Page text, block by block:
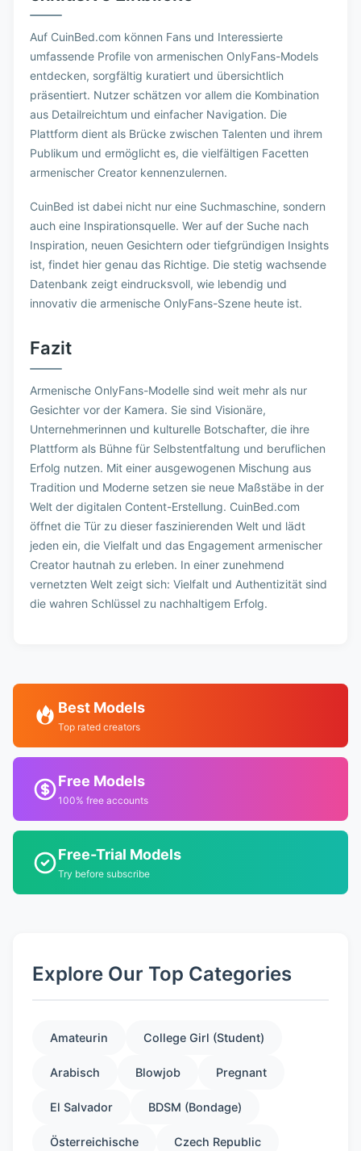
Auf CuinBed.com können Fans und Interessierte
umfassende Profile von armenischen OnlyFans-Models
entdecken, sorgfältig kuratiert und übersichtlich
präsentiert. Nutzer schätzen vor allem die Kombination
aus Detailreichtum und einfacher Navigation. Die
Plattform dient als Brücke zwischen Talenten und ihrem
Publikum und ermöglicht es, die vielfältigen Facetten
armenischer Creator kennenzulernen.
CuinBed ist dabei nicht nur eine Suchmaschine, sondern
auch eine Inspirationsquelle. Wer auf der Suche nach
Inspiration, neuen Gesichtern oder tiefgründigen Insights
ist, findet hier genau das Richtige. Die stetig wachsende
Datenbank zeigt eindrucksvoll, wie lebendig und
innovativ die armenische OnlyFans-Szene heute ist.
Fazit
Armenische OnlyFans-Modelle sind weit mehr als nur
Gesichter vor der Kamera. Sie sind Visionäre,
Unternehmerinnen und kulturelle Botschafter, die ihre
Plattform als Bühne für Selbstentfaltung und beruflichen
Erfolg nutzen. Mit einer ausgewogenen Mischung aus
Tradition und Moderne setzen sie neue Maßstäbe in der
Welt der digitalen Content-Erstellung. CuinBed.com
öffnet die Tür zu dieser faszinierenden Welt und lädt
jeden ein, die Vielfalt und das Engagement armenischer
Creator hautnah zu erleben. In einer zunehmend
vernetzten Welt zeigt sich: Vielfalt und Authentizität sind
die wahren Schlüssel zu nachhaltigem Erfolg.
Best Models
Top rated creators
Free Models
100% free accounts
Free-Trial Models
Try before subscribe
Explore Our Top Categories
Amateurin College Girl (Student)
Arabisch Blowjob Pregnant
El Salvador BDSM (Bondage)
Österreichische Czech Republic